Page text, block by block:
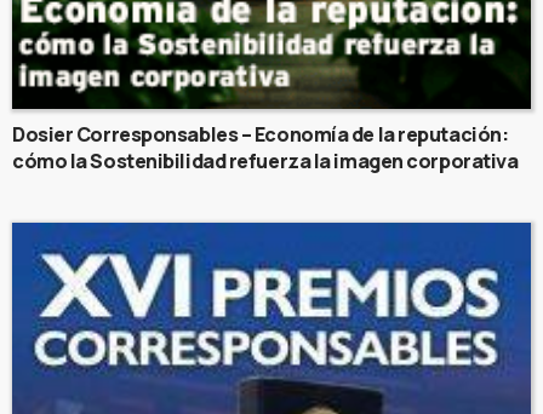
Dosier Corresponsables – Economía de la reputación:
cómo la Sostenibilidad refuerza la imagen corporativa